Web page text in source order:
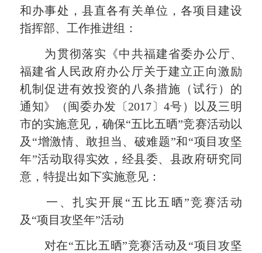
和办事处，县直各有关单位，各项目建设
指挥部、工作推进组：
为贯彻落实《中共福建省委办公厅、
福建省人民政府办公厅关于建立正向激励
机制促进有效投资的八条措施（试行）的
通知》（闽委办发〔2017〕4号）以及三明
市的实施意见，确保“五比五晒”竞赛活动以
及“增激情、敢担当、破难题”和“项目攻坚
年”活动取得实效，经县委、县政府研究同
意，特提出如下实施意见：
一、扎实开展“五比五晒”竞赛活动
及“项目攻坚年”活动
对在“五比五晒”竞赛活动及“项目攻坚